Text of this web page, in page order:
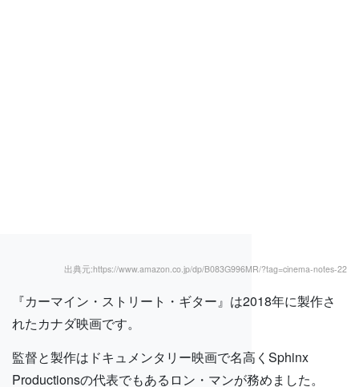
出典元:https://www.amazon.co.jp/dp/B083G996MR/?tag=cinema-notes-22
『カーマイン・ストリート・ギター』は2018年に製作さ
れたカナダ映画です。
監督と製作はドキュメンタリー映画で名高くSphinx
Productionsの代表でもあるロン・マンが務めました。